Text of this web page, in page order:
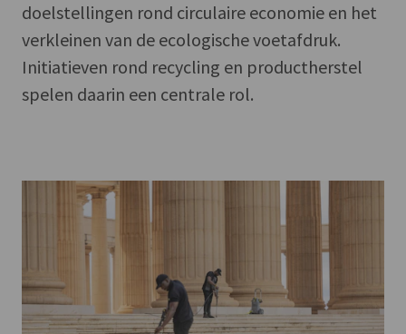
doelstellingen rond circulaire economie en het
verkleinen van de ecologische voetafdruk.
Initiatieven rond recycling en productherstel
spelen daarin een centrale rol.